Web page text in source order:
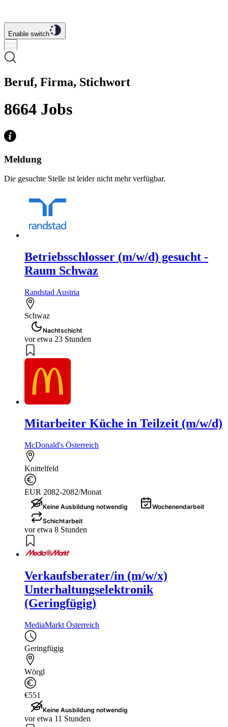
Enable switch
Beruf, Firma, Stichwort
8664 Jobs
Meldung
Die gesuchte Stelle ist leider nicht mehr verfügbar.
Betriebsschlosser (m/w/d) gesucht -
Raum Schwaz
Randstad Austria
Schwaz
Nachtschicht
vor etwa 23 Stunden
Mitarbeiter Küche in Teilzeit (m/w/d)
McDonald's Österreich
Knittelfeld
EUR 2082-2082/Monat
Keine Ausbildung notwendig
Wochenendarbeit
Schichtarbeit
vor etwa 8 Stunden
Verkaufsberater/in (m/w/x)
Unterhaltungselektronik
(Geringfügig)
MediaMarkt Österreich
Geringfügig
Wörgl
€551
Keine Ausbildung notwendig
vor etwa 11 Stunden